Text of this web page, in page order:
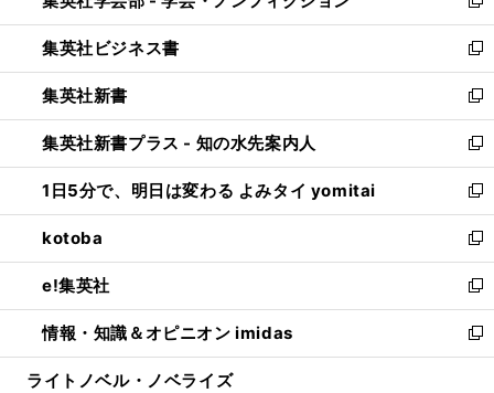
開
く
ウ
で
開
く
ン
ド
ウ
で
開
く
新
し
い
ウ
ィ
ン
ド
ウ
で
開
く
集英社ビジネス書
新
し
い
ウ
ィ
ン
ド
ウ
で
開
く
集英社新書
新
し
い
ウ
ィ
ン
ド
ウ
で
開
く
集英社新書プラス - 知の水先案内人
新
し
い
ウ
ィ
ン
ド
ウ
で
開
1日5分で、明日は変わる よみタイ yomitai
新
し
い
ウ
ィ
ン
ド
ウ
kotoba
新
し
い
ウ
ィ
ン
e!集英社
新
し
い
ウ
情報・知識＆オピニオン imidas
新
し
ライトノベル・ノベライズ